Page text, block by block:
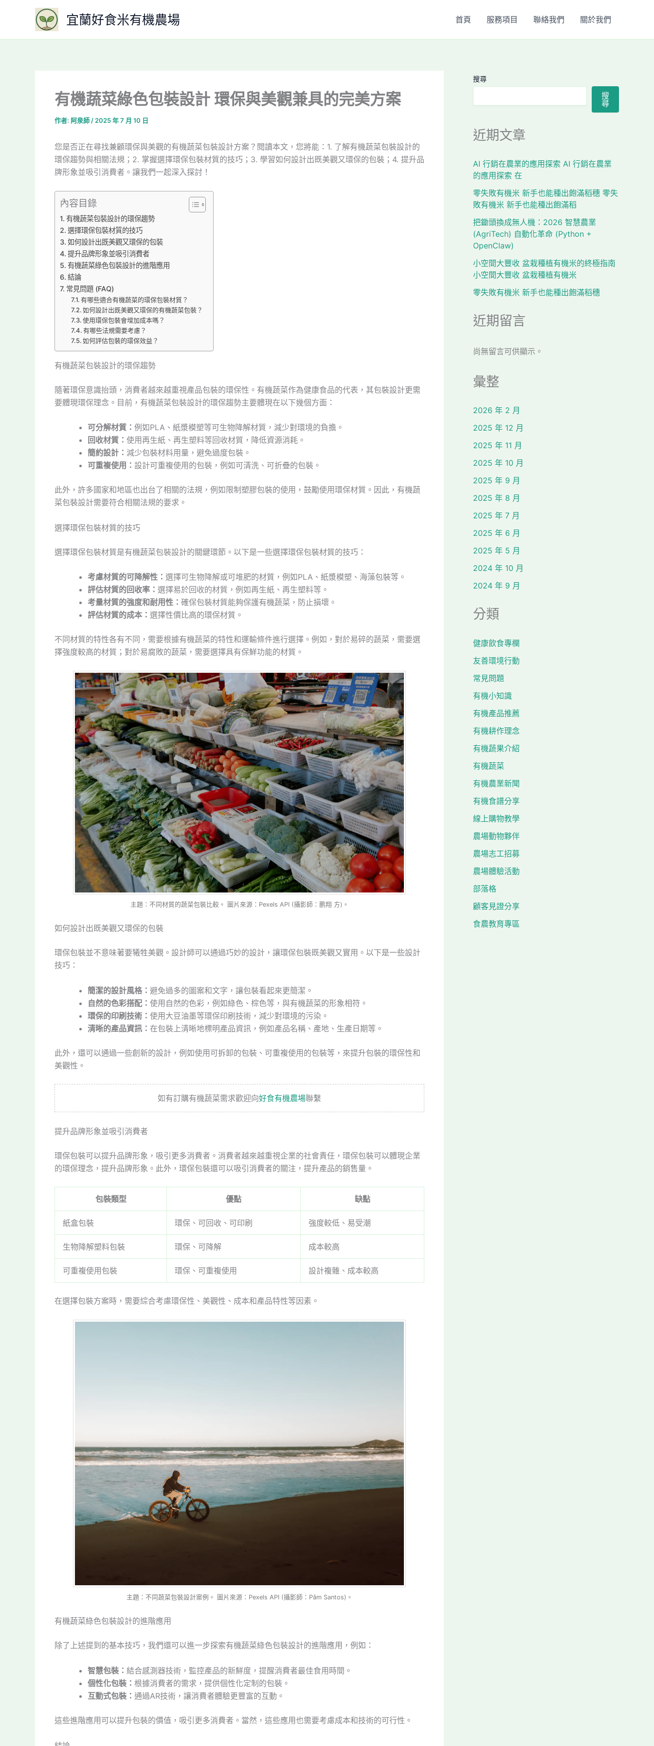
宜蘭好食米有機農場 首頁 服務項目 聯絡我們 關於我們
有機蔬菜綠色包裝設計 環保與美觀兼具的完美方案
作者: 阿泉師 / 2025 年 7 月 10 日
您是否正在尋找兼顧環保與美觀的有機蔬菜包裝設計方案？閱讀本文，您將能：1. 了解有機蔬菜包裝設計的
環保趨勢與相關法規；2. 掌握選擇環保包裝材質的技巧；3. 學習如何設計出既美觀又環保的包裝；4. 提升品
牌形象並吸引消費者。讓我們一起深入探討！
內容目錄
有機蔬菜包裝設計的環保趨勢
選擇環保包裝材質的技巧
如何設計出既美觀又環保的包裝
提升品牌形象並吸引消費者
有機蔬菜綠色包裝設計的進階應用
結論
常見問題 (FAQ)
有哪些適合有機蔬菜的環保包裝材質？
如何設計出既美觀又環保的有機蔬菜包裝？
使用環保包裝會增加成本嗎？
有哪些法規需要考慮？
如何評估包裝的環保效益？
有機蔬菜包裝設計的環保趨勢
隨著環保意識抬頭，消費者越來越重視產品包裝的環保性。有機蔬菜作為健康食品的代表，其包裝設計更需
要體現環保理念。目前，有機蔬菜包裝設計的環保趨勢主要體現在以下幾個方面：
可分解材質： 例如PLA、紙漿模塑等可生物降解材質，減少對環境的負擔。
回收材質： 使用再生紙、再生塑料等回收材質，降低資源消耗。
簡約設計： 減少包裝材料用量，避免過度包裝。
可重複使用： 設計可重複使用的包裝，例如可清洗、可折疊的包裝。
此外，許多國家和地區也出台了相關的法規，例如限制塑膠包裝的使用，鼓勵使用環保材質。因此，有機蔬
菜包裝設計需要符合相關法規的要求。
選擇環保包裝材質的技巧
選擇環保包裝材質是有機蔬菜包裝設計的關鍵環節。以下是一些選擇環保包裝材質的技巧：
考慮材質的可降解性： 選擇可生物降解或可堆肥的材質，例如PLA、紙漿模塑、海藻包裝等。
評估材質的回收率： 選擇易於回收的材質，例如再生紙、再生塑料等。
考量材質的強度和耐用性： 確保包裝材質能夠保護有機蔬菜，防止損壞。
評估材質的成本： 選擇性價比高的環保材質。
不同材質的特性各有不同，需要根據有機蔬菜的特性和運輸條件進行選擇。例如，對於易碎的蔬菜，需要選
擇強度較高的材質；對於易腐敗的蔬菜，需要選擇具有保鮮功能的材質。
主題：不同材質的蔬菜包裝比較。 圖片來源：Pexels API (攝影師：鹏翔 方)。
如何設計出既美觀又環保的包裝
環保包裝並不意味著要犧牲美觀。設計師可以通過巧妙的設計，讓環保包裝既美觀又實用。以下是一些設計
技巧：
簡潔的設計風格： 避免過多的圖案和文字，讓包裝看起來更簡潔。
自然的色彩搭配： 使用自然的色彩，例如綠色、棕色等，與有機蔬菜的形象相符。
環保的印刷技術： 使用大豆油墨等環保印刷技術，減少對環境的污染。
清晰的產品資訊： 在包裝上清晰地標明產品資訊，例如產品名稱、產地、生產日期等。
此外，還可以通過一些創新的設計，例如使用可拆卸的包裝、可重複使用的包裝等，來提升包裝的環保性和
美觀性。
如有訂購有機蔬菜需求歡迎向好食有機農場聯繫
提升品牌形象並吸引消費者
環保包裝可以提升品牌形象，吸引更多消費者。消費者越來越重視企業的社會責任，環保包裝可以體現企業
的環保理念，提升品牌形象。此外，環保包裝還可以吸引消費者的關注，提升產品的銷售量。
包裝類型 優點 缺點
紙盒包裝 環保、可回收、可印刷 強度較低、易受潮
生物降解塑料包裝 環保、可降解 成本較高
可重複使用包裝 環保、可重複使用 設計複雜、成本較高
在選擇包裝方案時，需要綜合考慮環保性、美觀性、成本和產品特性等因素。
主題：不同蔬菜包裝設計案例。 圖片來源：Pexels API (攝影師：Pâm Santos)。
有機蔬菜綠色包裝設計的進階應用
除了上述提到的基本技巧，我們還可以進一步探索有機蔬菜綠色包裝設計的進階應用，例如：
智慧包裝： 結合感測器技術，監控產品的新鮮度，提醒消費者最佳食用時間。
個性化包裝： 根據消費者的需求，提供個性化定制的包裝。
互動式包裝： 通過AR技術，讓消費者體驗更豐富的互動。
這些進階應用可以提升包裝的價值，吸引更多消費者。當然，這些應用也需要考慮成本和技術的可行性。
搜尋
搜
尋
近期文章
AI 行銷在農業的應用探索 AI 行銷在農業
的應用探索 在
零失敗有機米 新手也能種出飽滿稻穗 零失
敗有機米 新手也能種出飽滿稻
把鋤頭換成無人機：2026 智慧農業
(AgriTech) 自動化革命 (Python +
OpenClaw)
小空間大豐收 盆栽種植有機米的終極指南
小空間大豐收 盆栽種植有機米
零失敗有機米 新手也能種出飽滿稻穗
近期留言
尚無留言可供顯示。
彙整
2026 年 2 月
2025 年 12 月
2025 年 11 月
2025 年 10 月
2025 年 9 月
2025 年 8 月
2025 年 7 月
2025 年 6 月
2025 年 5 月
2024 年 10 月
2024 年 9 月
分類
健康飲食專欄
友善環境行動
常見問題
有機小知識
有機產品推薦
有機耕作理念
有機蔬果介紹
有機蔬菜
有機農業新聞
有機食譜分享
線上購物教學
農場動物夥伴
農場志工招募
農場體驗活動
部落格
顧客見證分享
食農教育專區